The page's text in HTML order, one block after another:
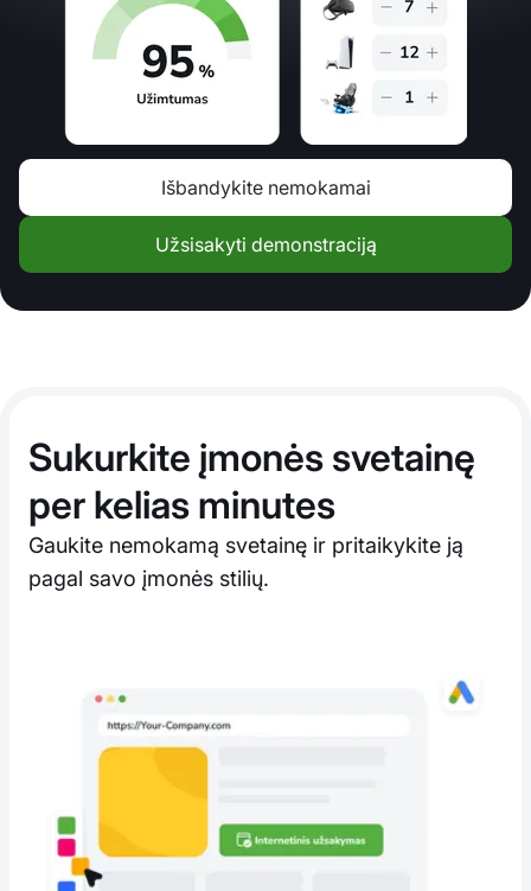
Išbandykite nemokamai
Užsisakyti demonstraciją
Sukurkite įmonės svetainę
per kelias minutes
Gaukite nemokamą svetainę ir pritaikykite ją
pagal savo įmonės stilių.